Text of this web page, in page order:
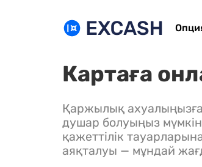
Картаға
Қаржылық
душар болуыңыз
қажеттілік
аяқталуы — мұндай